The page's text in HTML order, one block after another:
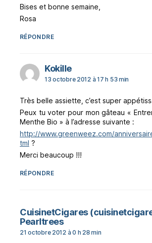
Bises et bonne semaine,
Rosa
RÉPONDRE
Kokilledit :
13 octobre 2012 à 17 h 53 min
Très belle assiette, c’est super
Peux tu voter pour mon gâteau «
Menthe Bio » à l’adresse suivante :
http://www.greenweez.com/
tml ?
Merci beaucoup !!!
RÉPONDRE
CuisinetCigares
Pearltreesdit :
21 octobre 2012 à 0 h 28 min